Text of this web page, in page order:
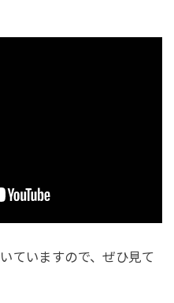
ていますので、ぜひ見て